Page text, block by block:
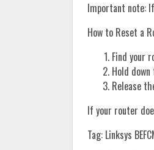
Important note:
How to Reset a
Find your
Hold
Release
If your router
Tag: Linksys